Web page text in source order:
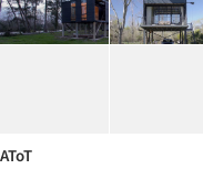
AToT